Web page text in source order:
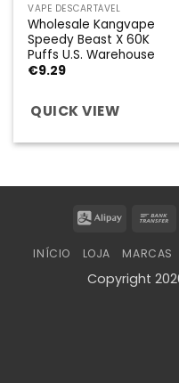
VAPE DESCARTÁVEL
Wholesale Kangvape
Speedy Beast X 60K
Puffs U.S. Warehouse
€9.29
QUICK VIEW
Alipay
INÍCIO LOJA MARCAS
Copyright